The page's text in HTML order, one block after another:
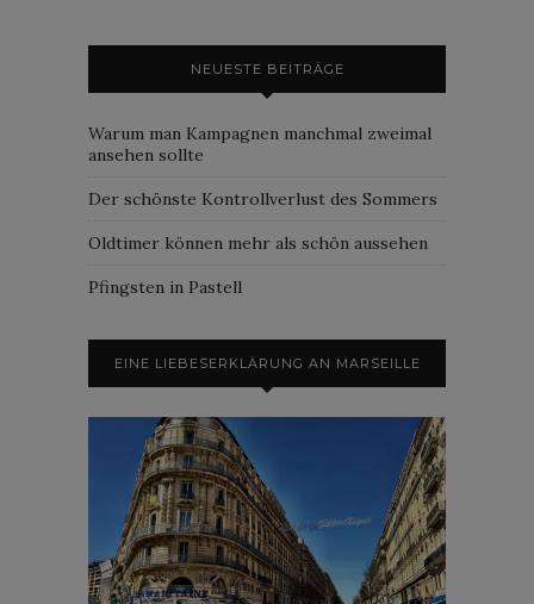
NEUESTE BEITRÄGE
Warum man Kampagnen manchmal zweimal
ansehen sollte
Der schönste Kontrollverlust des Sommers
Oldtimer können mehr als schön aussehen
Pfingsten in Pastell
EINE LIEBESERKLÄRUNG AN MARSEILLE